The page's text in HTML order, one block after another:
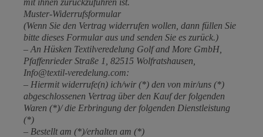
Muster-Widerrufsformular
(Wenn Sie den Vertrag widerrufen wollen, dann füllen Sie
bitte dieses Formular aus und senden Sie es zurück.)
– An Hüsken Textilveredelung Golf and More GmbH,
Pfaffenrieder Straße 1, 82515 Wolfratshausen,
Info@textil-veredelung.com:
– Hiermit widerrufe(n) ich/wir (*) den von mir/uns (*)
abgeschlossenen Vertrag über den Kauf der folgenden
Waren (*)/ die Erbringung der folgenden Dienstleistung
(*)
– Bestellt am (*)/erhalten am (*)